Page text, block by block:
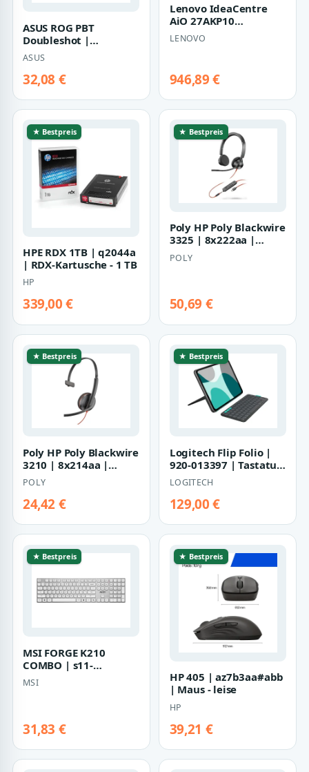
ASUS ROG PBT
Doubleshot |
90mp02p0-baua00 |
Tastenkappen-Satz
ASUS
32,08 €
Lenovo IdeaCentre
AiO 27AKP10
(F0JE000LGE) (cloud
grey)
LENOVO
946,89 €
★ Bestpreis
HPE RDX 1TB | q2044a
| RDX-Kartusche - 1 TB
HP
339,00 €
★ Bestpreis
Poly HP Poly Blackwire
3325 | 8x222aa |
Blackwire 3300 series
POLY
50,69 €
★ Bestpreis
Poly HP Poly Blackwire
3210 | 8x214aa |
Blackwire 3200 Series
POLY
24,42 €
★ Bestpreis
Logitech Flip Folio |
920-013397 | Tastatur
und Foliohülle - full
size
LOGITECH
129,00 €
★ Bestpreis
MSI FORGE K210
COMBO | s11-
43de311-y92 |
Tastatur-und-Maus-Set
MSI
31,83 €
★ Bestpreis
HP 405 | az7b3aa#abb
| Maus - leise
HP
39,21 €